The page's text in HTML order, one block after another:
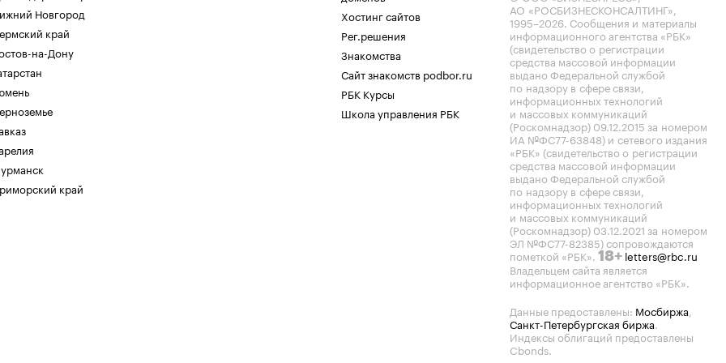
Новгород
край
на-Дону
край
Хостинг сайтов
Рег.решения
Знакомства
Сайт знакомств podbor.ru
РБК Курсы
Школа управления РБК
АО «РОСБИЗНЕСКОНСАЛТИНГ»,
1995–2026. Сообщения и материалы
информационного агентства «РБК»
(свидетельство о регистрации
средства массовой информации
выдано Федеральной службой
по надзору в сфере связи,
информационных технологий
и массовых коммуникаций
(Роскомнадзор) 09.12.2015 за номером
ИА №ФС77-63848) и сетевого издания
«РБК» (свидетельство о регистрации
средства массовой информации
выдано Федеральной службой
по надзору в сфере связи,
информационных технологий
и массовых коммуникаций
(Роскомнадзор) 03.12.2021 за номером
ЭЛ №ФС77-82385) сопровождаются
пометкой «РБК». 18+ letters@rbc.ru
Владельцем сайта является
информационное агентство «РБК».
Данные предоставлены: Мосбиржа,
Санкт-Петербургская биржа.
Индексы облигаций предоставлены
Cbonds.